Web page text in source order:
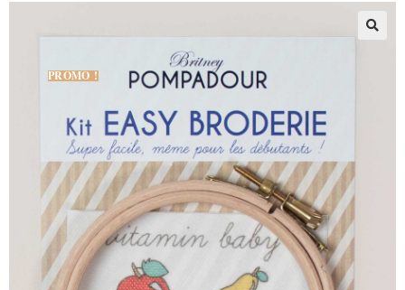
PROMO !